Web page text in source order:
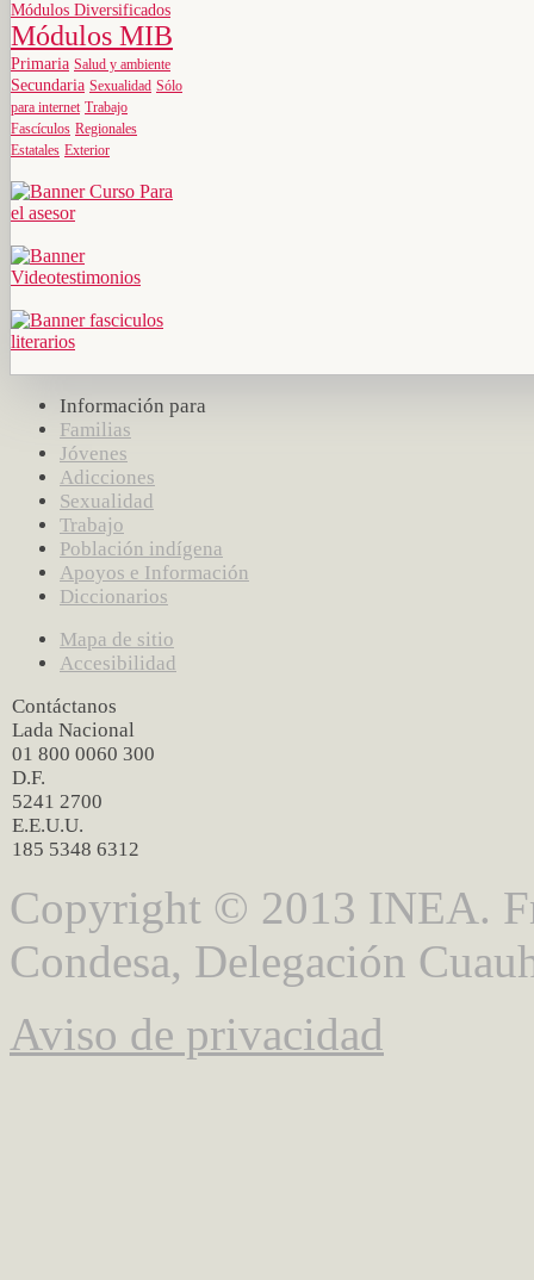
Módulos Diversificados
Módulos MIB
Primaria Salud y ambiente
Secundaria Sexualidad Sólo
para internet Trabajo
Fascículos Regionales
Estatales Exterior
Información para
Familias
Jóvenes
Adicciones
Sexualidad
Trabajo
Población indígena
Apoyos e Información
Diccionarios
Mapa de sitio
Accesibilidad
Contáctanos
Lada Nacional
01 800 0060 300
D.F.
5241 2700
E.E.U.U.
185 5348 6312
Copyright © 2013 INEA.
Condesa, Delegación
Aviso de privacidad